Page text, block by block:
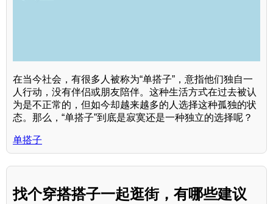
在当今社会，有很多人被称为“单搭子”，意指他们独自一
人行动，没有伴侣或朋友陪伴。这种生活方式在过去被认
为是不正常的，但如今却越来越多的人选择这种孤独的状
态。那么，“单搭子”到底是寂寞还是一种独立的选择呢？
单搭子
找个穿搭搭子一起逛街，有哪些建议